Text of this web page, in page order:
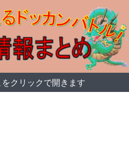
クリックで開きます